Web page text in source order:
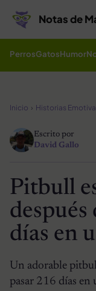
Notas de
PerrosGatosHumor
Inicio Historias
Escrito por
David Gallo
Pitbull
después
días en
Un adorable
pasar 216 días en